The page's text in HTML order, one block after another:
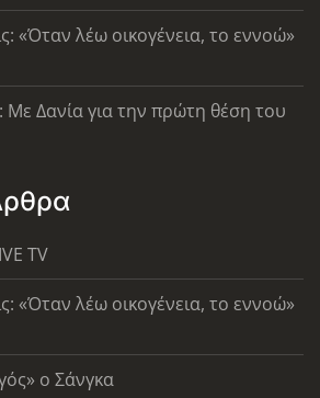
«Όταν λέω οικογένεια, το εννοώ»
Με Δανία για την πρώτη θέση του
TV
«Όταν λέω οικογένεια, το εννοώ»
ο Σάνγκα